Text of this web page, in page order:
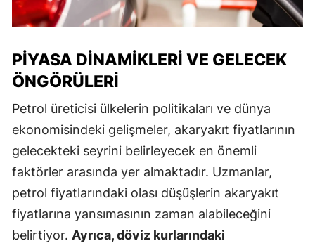
PIYASA DINAMIKLERI VE GELECEK
ÖNGÖRÜLERI
Petrol üreticisi ülkelerin politikaları ve dünya
ekonomisindeki gelişmeler, akaryakıt fiyatlarının
gelecekteki seyrini belirleyecek en önemli
faktörler arasında yer almaktadır. Uzmanlar,
petrol fiyatlarındaki olası düşüşlerin akaryakıt
fiyatlarına yansımasının zaman alabileceğini
belirtiyor. Ayrıca, döviz kurlarındaki